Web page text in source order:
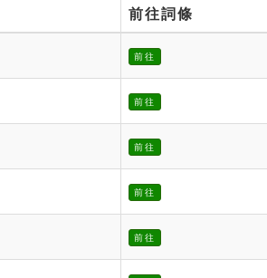
前往詞條
前往
前往
前往
前往
前往